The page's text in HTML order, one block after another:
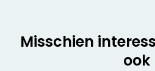
Misschien
ook